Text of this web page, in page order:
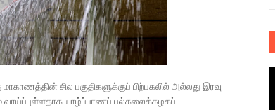
சில பகுதிகளுக்குப் பிற்பகலில் அல்லது இரவு
யாழ்ப்பாணப் பல்கலைக்கழகப்